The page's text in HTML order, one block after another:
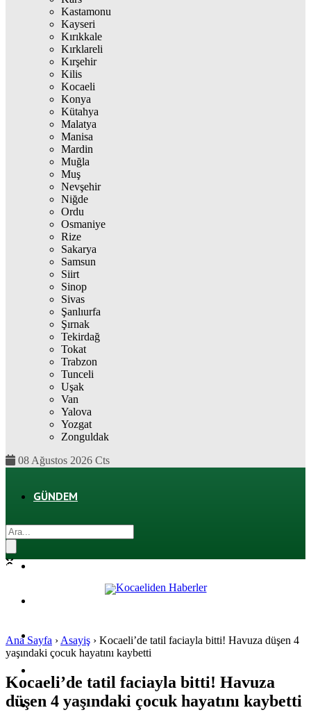
Kastamonu
Kayseri
Kırıkkale
Kırklareli
Kırşehir
Kilis
Kocaeli
Konya
Kütahya
Malatya
Manisa
Mardin
Muğla
Muş
Nevşehir
Niğde
Ordu
Osmaniye
Rize
Sakarya
Samsun
Siirt
Sinop
Sivas
Şanlıurfa
Şırnak
Tekirdağ
Tokat
Trabzon
Tunceli
Uşak
Van
Yalova
Yozgat
Zonguldak
08 Ağustos 2026 Cts
GÜNDEM
SPOR
SAĞLIK
Ana Sayfa › Asayiş › Kocaeli’de tatil faciayla bitti! Havuza düşen 4
yaşındaki çocuk hayatını kaybetti
Kocaeli’de tatil faciayla bitti! Havuza
düşen 4 yaşındaki çocuk hayatını kaybetti